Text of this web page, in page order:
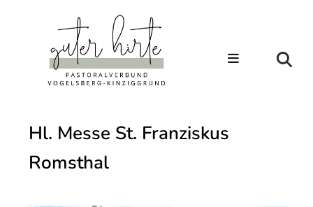
Hl. Messe St. Franziskus
Romsthal